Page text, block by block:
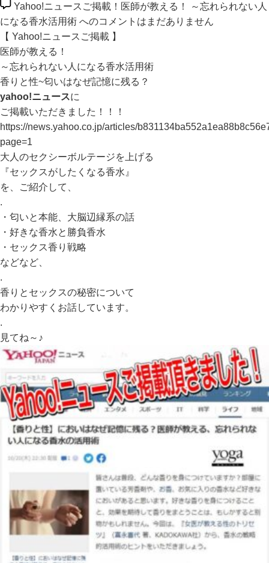
Yahoo!ニュースご掲載！医師が教える！ ～忘れられない人
になる香水活用術 へのコメントはまだありません
【 Yahoo!ニュースご掲載 】
医師が教える！
～忘れられない人になる香水活用術
香りと性~匂いはなぜ記憶に残る？
yahoo!ニュースに
ご掲載いただきました！！！
https://news.yahoo.co.jp/articles/
page=1
大人のセクシーボルテージを上げる
『セックスがしたくなる香水』
を、ご紹介して、
.
・匂いと本能、大脳辺縁系の話
・好きな香水と勝負香水
・セックス香り戦略
などなど、
.
香りとセックスの秘密について
わかりやすくお話しています。
.
見てね～♪